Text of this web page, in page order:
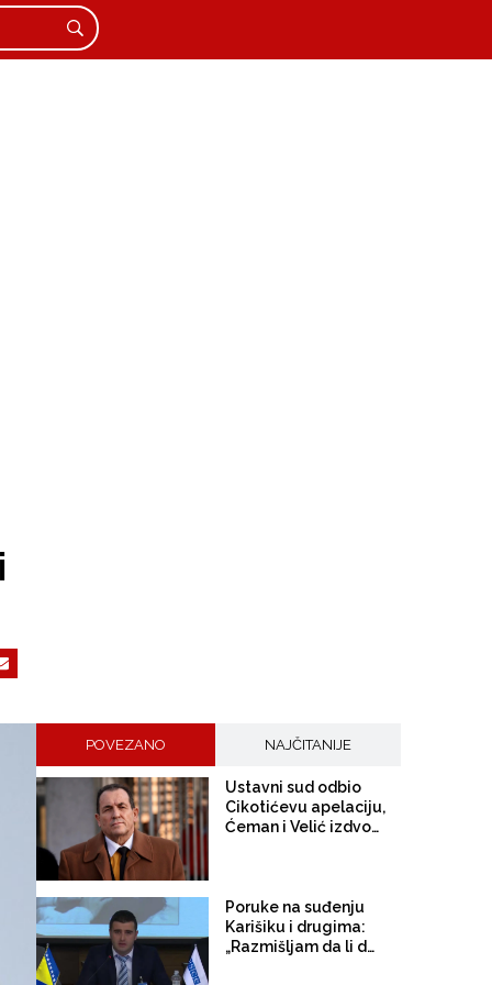
POVEZANO NAJČITANIJE
Ustavni sud odbio
Cikotićevu apelaciju,
Ćeman i Velić izdvojili
koju neko obavlja”
Poruke na suđenju
Karišiku i drugima:
„Razmišljam da li da